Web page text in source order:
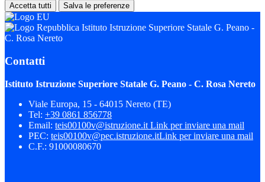
Accetta tutti Salva le preferenze
Istituto Istruzione Superiore Statale G. Peano -
C. Rosa Nereto
Contatti
Istituto Istruzione Superiore Statale G. Peano - C. Rosa Nereto
Viale Europa, 15 - 64015 Nereto (TE)
Tel: +39 0861 856778
Email: teis00100v@istruzione.it Link per inviare una mail
PEC: teis00100v@pec.istruzione.itLink per inviare una mail
C.F.: 91000080670